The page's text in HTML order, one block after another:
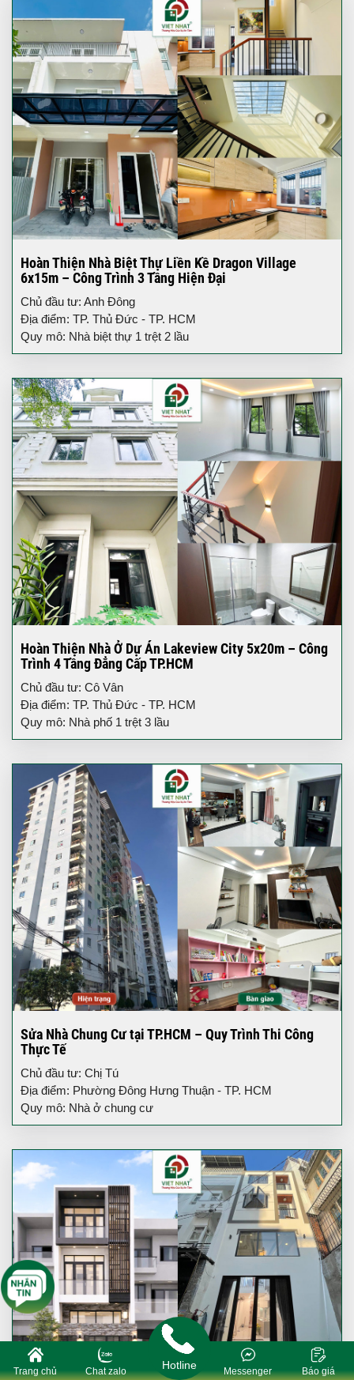
Hoàn Thiện Nhà Biệt Thự Liền Kề Dragon Village
6x15m – Công Trình 3 Tầng Hiện Đại
Chủ đầu tư: Anh Đông
Địa điểm: TP. Thủ Đức - TP. HCM
Quy mô: Nhà biệt thự 1 trệt 2 lầu
Hoàn Thiện Nhà Ở Dự Án Lakeview City 5x20m – Công
Trình 4 Tầng Đẳng Cấp TP.HCM
Chủ đầu tư: Cô Vân
Địa điểm: TP. Thủ Đức - TP. HCM
Quy mô: Nhà phố 1 trệt 3 lầu
Sửa Nhà Chung Cư tại TP.HCM – Quy Trình Thi Công
Thực Tế
Chủ đầu tư: Chị Tú
Địa điểm: Phường Đông Hưng Thuận - TP. HCM
Quy mô: Nhà ở chung cư
Trang chủ Chat zalo Báo giá
Messenger
Hotline